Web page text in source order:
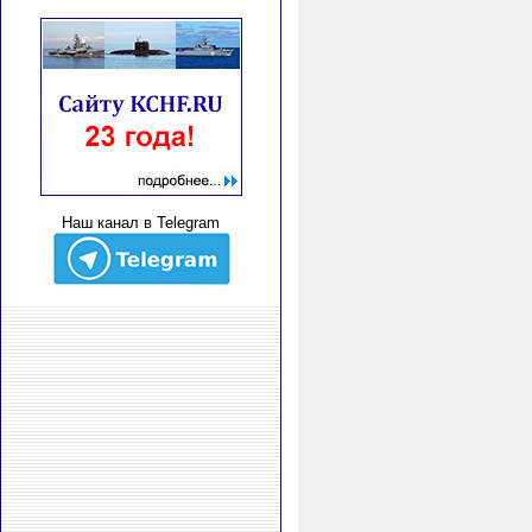
Наш канал в Telegram